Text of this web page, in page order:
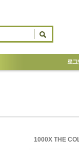
로그
1000X THE